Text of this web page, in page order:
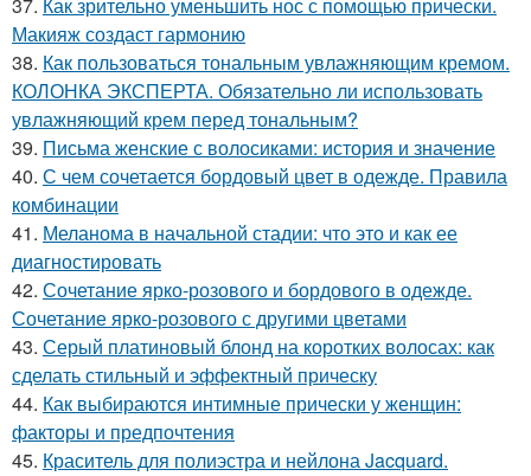
Макияж создаст гармонию
38. Как пользоваться тональным увлажняющим кремом.
КОЛОНКА ЭКСПЕРТА. Обязательно ли использовать
увлажняющий крем перед тональным?
39. Письма женские с волосиками: история и значение
40. С чем сочетается бордовый цвет в одежде. Правила
комбинации
41. Меланома в начальной стадии: что это и как ее
диагностировать
42. Сочетание ярко-розового и бордового в одежде.
Сочетание ярко-розового с другими цветами
43. Серый платиновый блонд на коротких волосах: как
сделать стильный и эффектный прическу
44. Как выбираются интимные прически у женщин:
факторы и предпочтения
45. Краситель для полиэстра и нейлона Jacquard.